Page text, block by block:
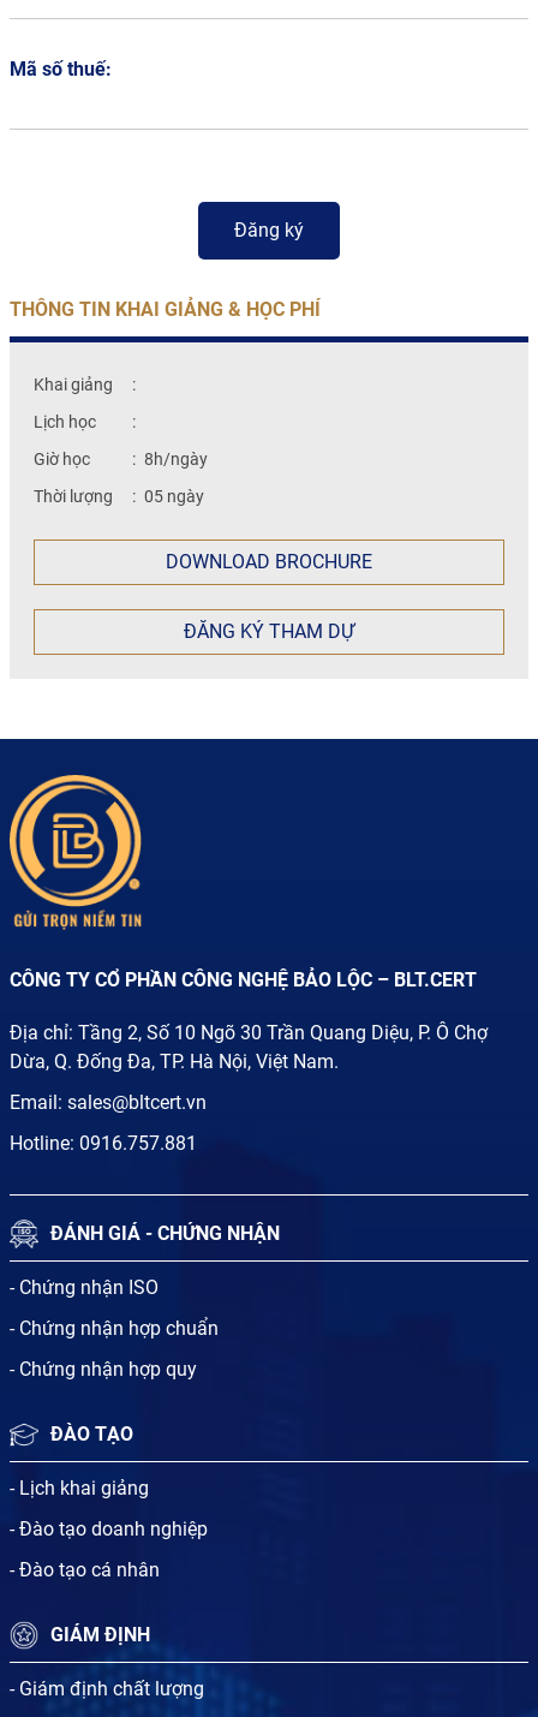
THÔNG TIN KHAI GIẢNG & HỌC PHÍ
Khai giảng
:
Lịch học
:
Giờ học
: 8h/ngày
Thời lượng
: 05 ngày
DOWNLOAD BROCHURE
ĐĂNG KÝ THAM DỰ
Mã số thuế:
CÔNG TY CỔ PHẦN CÔNG NGHỆ BẢO LỘC – BLT.CERT
Địa chỉ: Tầng 2, Số 10 Ngõ 30 Trần Quang Diệu, P. Ô Chợ
Dừa, Q. Đống Đa, TP. Hà Nội, Việt Nam.
Email: sales@bltcert.vn
Hotline: 0916.757.881
ĐÁNH GIÁ - CHỨNG NHẬN
- Chứng nhận ISO
- Chứng nhận hợp chuẩn
- Chứng nhận hợp quy
ĐÀO TẠO
- Lịch khai giảng
- Đào tạo doanh nghiệp
- Đào tạo cá nhân
GIÁM ĐỊNH
- Giám định chất lượng